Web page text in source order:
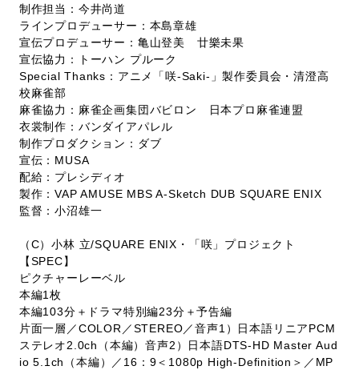
制作担当：今井尚道
ラインプロデューサー：本島章雄
宣伝プロデューサー：亀山登美 廿樂未果
宣伝協力：トーハン プルーク
Special Thanks：アニメ「咲-Saki-」製作委員会・清澄高
校麻雀部
麻雀協力：麻雀企画集団バビロン 日本プロ麻雀連盟
衣裳制作：バンダイアパレル
制作プロダクション：ダブ
宣伝：MUSA
配給：プレシディオ
製作：VAP AMUSE MBS A-Sketch DUB SQUARE ENIX
監督：小沼雄一
（C）小林 立/SQUARE ENIX・「咲」プロジェクト
【SPEC】
ピクチャーレーベル
本編1枚
本編103分＋ドラマ特別編23分＋予告編
片面一層／COLOR／STEREO／音声1）日本語リニアPCM
ステレオ2.0ch（本編）音声2）日本語DTS-HD Master Aud
io 5.1ch（本編）／16：9＜1080p High-Definition＞／MP